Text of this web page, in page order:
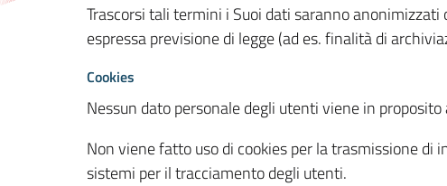
Trascorsi tali termini i Suoi dati saranno
espressa previsione di legge (ad es. finalità di
Cookies
Nessun dato personale degli utenti viene in proposito
Non viene fatto uso di cookies per la trasmissione
sistemi per il tracciamento degli utenti.